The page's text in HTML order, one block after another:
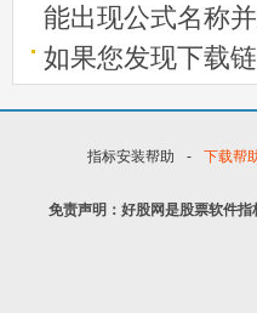
能出现公式名称
如果您发现下载
指标安装帮助 - 下载帮
免责声明：好股网是股票软件